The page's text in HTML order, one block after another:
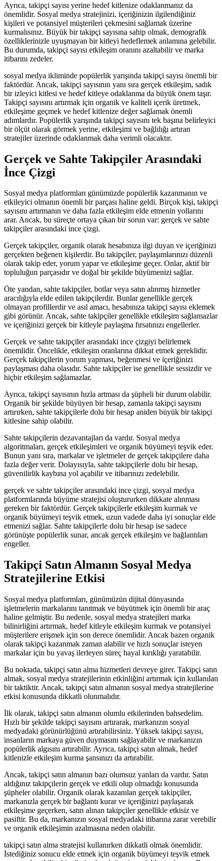
Ayrıca, takipçi sayısı yerine hedef kitlenize odaklanmanız da
önemlidir. Sosyal medya stratejinizi, içeriğinizin ilgilendiğiniz
kişileri ve potansiyel müşterileri çekmesini sağlamak üzerine
kurmalısınız. Büyük bir takipçi sayısına sahip olmak, demografik
özelliklerinizle uyuşmayan bir kitleyi hedeflemek anlamına gelebilir.
Bu durumda, takipçi sayısı etkileşim oranını azaltabilir ve marka
itibarını zedeler.
sosyal medya ikliminde popülerlik yarışında takipçi sayısı önemli bir
faktördür. Ancak, takipçi sayısının yanı sıra gerçek etkileşim, sadık
bir izleyici kitlesi ve hedef kitleye odaklanma da büyük önem taşır.
Takipçi sayısını artırmak için organik ve kaliteli içerik üretmek,
etkileşime geçmek ve hedef kitlenize değer sağlamak önemli
adımlardır. Popülerlik yarışında takipçi sayısını tek başına belirleyici
bir ölçüt olarak görmek yerine, etkileşimi ve bağlılığı artıran
stratejiler üzerinde odaklanmak daha verimli olacaktır.
Gerçek ve Sahte Takipçiler Arasındaki
İnce Çizgi
Sosyal medya platformları günümüzde popülerlik kazanmanın ve
etkileyici olmanın önemli bir parçası haline geldi. Birçok kişi, takipçi
sayısını artırmanın ve daha fazla etkileşim elde etmenin yollarını
arar. Ancak, bu süreçte ortaya çıkan bir sorun var: gerçek ve sahte
takipçiler arasındaki ince çizgi.
Gerçek takipçiler, organik olarak hesabınıza ilgi duyan ve içeriğinizi
gerçekten beğenen kişilerdir. Bu takipçiler, paylaşımlarınızı düzenli
olarak takip eder, yorum yapar ve etkileşime geçer. Onlar, aktif bir
topluluğun parçasıdır ve doğal bir şekilde büyümenizi sağlar.
Öte yandan, sahte takipçiler, botlar veya satın alınmış hizmetler
aracılığıyla elde edilen takipçilerdir. Bunlar genellikle gerçek
olmayan profillerdir ve asıl amacı, hesabınıza takipçi sayısı eklemek
gibi görünür. Ancak, sahte takipçiler genellikle etkileşim sağlamazlar
ve içeriğinizi gerçek bir kitleyle paylaşma fırsatınızı engellerler.
Gerçek ve sahte takipçiler arasındaki ince çizgiyi belirlemek
önemlidir. Öncelikle, etkileşim oranlarına dikkat etmek gereklidir.
Gerçek takipçilerin yorum yapması, beğenmesi ve içeriğinizi
paylaşması daha olasıdır. Sahte takipçiler ise genellikle sessizdir ve
hiçbir etkileşim sağlamazlar.
Ayrıca, takipçi sayısının hızla artması da şüpheli bir durum olabilir.
Organik bir şekilde büyüyen bir hesap, zamanla takipçi sayısını
artırırken, sahte takipçilerle dolu bir hesap aniden büyük bir takipçi
kitlesine sahip olabilir.
Sahte takipçilerin dezavantajları da vardır. Sosyal medya
algoritmaları, gerçek etkileşimleri ve organik büyümeyi teşvik eder.
Bunun yanı sıra, markalar ve işletmeler de gerçek takipçilere daha
fazla değer verir. Dolayısıyla, sahte takipçilerle dolu bir hesap,
güvenilirlik kaybına yol açabilir ve itibarınızı zedelebilir.
gerçek ve sahte takipçiler arasındaki ince çizgi, sosyal medya
platformlarında büyüme stratejisi oluştururken dikkate alınması
gereken bir faktördür. Gerçek takipçilerle etkileşim kurmak ve
organik büyümeyi teşvik etmek, uzun vadede daha iyi sonuçlar elde
etmenizi sağlar. Sahte takipçilerle dolu bir hesap ise sadece
görünüşte popülerlik sunar, ancak gerçek etkileşim ve bağlantıları
engeller.
Takipçi Satın Almanın Sosyal Medya
Stratejilerine Etkisi
Sosyal medya platformları, günümüzün dijital dünyasında
işletmelerin markalarını tanıtmak ve büyütmek için önemli bir araç
haline gelmiştir. Bu nedenle, sosyal medya stratejileri marka
bilinirliğini artırmak, hedef kitleyle etkileşim kurmak ve potansiyel
müşterilere erişmek için son derece önemlidir. Ancak bazen organik
olarak takipçi kazanmak zaman alabilir ve hızlı sonuçlar isteyen
markalar için bu yavaş ilerleyen süreç hayal kırıklığı yaratabilir.
Bu noktada, takipçi satın alma hizmetleri devreye girer. Takipçi satın
almak, sosyal medya stratejilerinin etkinliğini artırmak için kullanılan
bir taktiktir. Ancak, takipçi satın almanın sosyal medya stratejilerine
etkisi konusunda dikkatli olunmalıdır.
İlk olarak, takipçi satın almanın olumlu etkilerinden bahsedelim.
Hızlı bir şekilde takipçi sayısını artırarak, markanızın sosyal
medyadaki görünürlüğünü artırabilirsiniz. Yüksek takipçi sayısı,
insanların markaya güven duymasını sağlayabilir ve markanızın
popülerlik algısını artırabilir. Ayrıca, takipçi satın almak, hedef
kitlenizle etkileşim kurma şansınızı da artırabilir.
Ancak, takipçi satın almanın bazı olumsuz yanları da vardır. Satın
aldığınız takipçilerin gerçek ve etkili olup olmadığı konusunda
şüpheler olabilir. Organik olarak kazanılan gerçek takipçiler,
markanızla gerçek bir bağlantı kurar ve içeriğinizi paylaşarak
etkileşime geçerken, satın alınan takipçiler genellikle etkisiz ve
pasiftir. Bu da, markanızın sosyal medyadaki itibarına zarar verebilir
ve organik etkileşimin azalmasına neden olabilir.
takipçi satın alma stratejisi kullanırken dikkatli olmak önemlidir.
İstediğiniz sonucu elde etmek için organik büyümeyi teşvik etmek